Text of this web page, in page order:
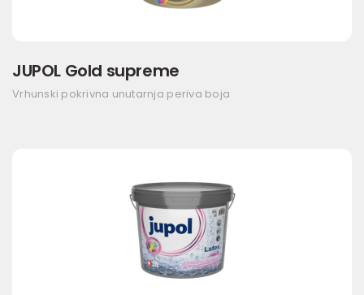
JUPOL Gold supreme
Vrhunski pokrivna unutarnja periva boja